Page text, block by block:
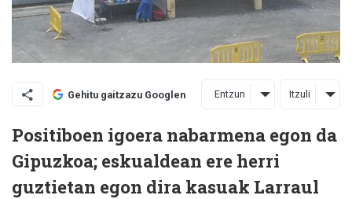
Gehitu gaitzazu Googlen Entzun Itzuli
Positiboen igoera nabarmena egon da
Gipuzkoa; eskualdean ere herri
guztietan egon dira kasuak Larraul